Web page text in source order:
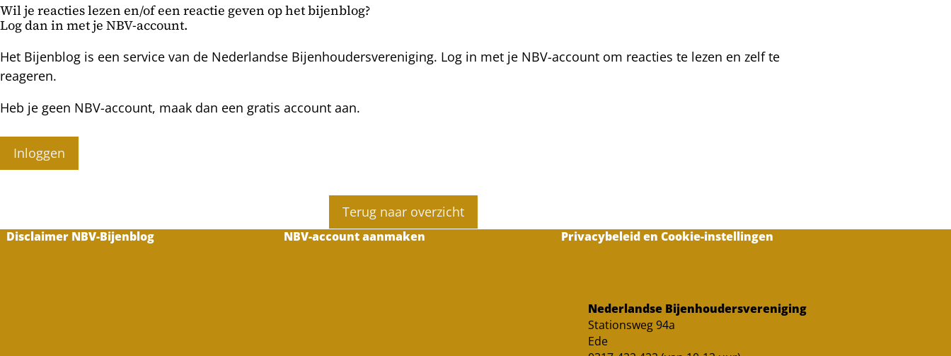
de
schuifla?
Wil je reacties lezen en/of een reactie geven op het bijenblog?
Log dan in met je NBV-account.
Het Bijenblog is een service van de Nederlandse Bijenhoudersvereniging. Log in met je NBV-account om reacties te lezen en zelf te
reageren.
Heb je geen NBV-account, maak dan een gratis account aan.
Inloggen
Terug naar overzicht
Disclaimer NBV-Bijenblog NBV-account aanmaken Privacybeleid en Cookie-instellingen
Nederlandse Bijenhoudersvereniging
Stationsweg 94a
Ede